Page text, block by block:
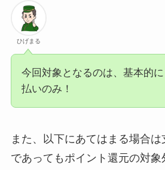
ひげまる
今回対象となるのは、基本的
払いのみ！
また、以下にあてはまる場合
であってもポイント還元の対象